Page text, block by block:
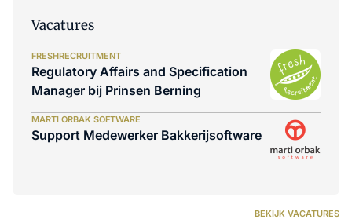
Vacatures
FRESHRECRUITMENT
Regulatory Affairs and Specification
Manager bij Prinsen Berning
MARTI ORBAK SOFTWARE
Support Medewerker Bakkerijsoftware
BEKIJK VACATURES